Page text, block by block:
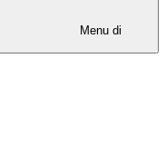
Menu di